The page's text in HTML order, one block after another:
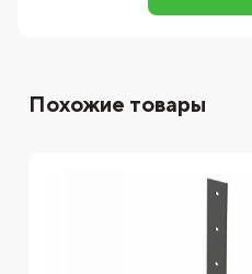
Похожие товары